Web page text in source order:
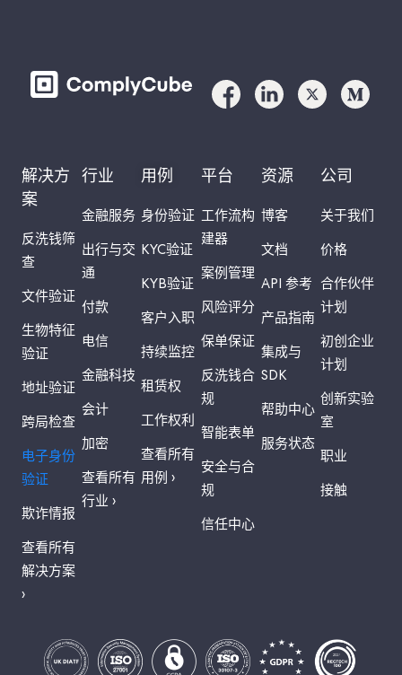
解决方
案
反洗钱筛
查
文件验证
生物特征
验证
地址验证
跨局检查
电子身份
验证
欺诈情报
查看所有
解决方案
›
行业
金融服务
出行与交
通
付款
电信
金融科技
会计
加密
查看所有
行业 ›
用例
身份验证
KYC验证
KYB验证
客户入职
持续监控
租赁权
工作权利
查看所有
用例 ›
平台
工作流构
建器
案例管理
风险评分
保单保证
反洗钱合
规
智能表单
安全与合
规
信任中心
资源
博客
文档
API 参考
产品指南
集成与
SDK
帮助中心
服务状态
公司
关于我们
价格
合作伙伴
计划
初创企业
计划
创新实验
室
职业
接触